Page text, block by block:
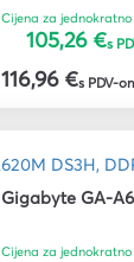
Cijena za
105,26 €s
116,96 €s PDV-
Gigabyte GA-
Cijena za